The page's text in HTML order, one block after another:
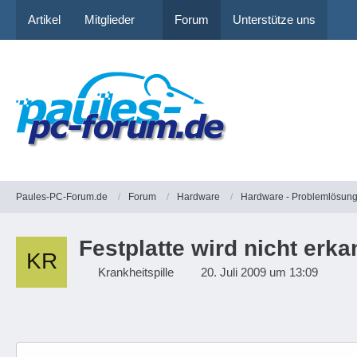
Artikel Mitglieder Forum Unterstütze uns
Paules-PC-Forum.de Forum Hardware Hardware -
Festplatte wird nicht
Krankheitspille 20. Juli 2009 um 13:09